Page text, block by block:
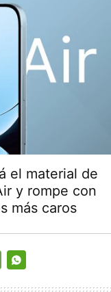
el material de
y rompe con
más caros